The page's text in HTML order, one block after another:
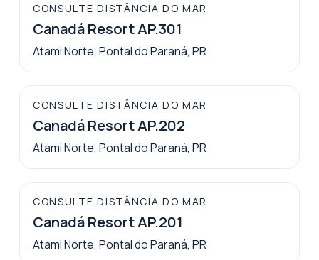
CONSULTE DISTÂNCIA DO MAR
Canadá Resort AP.301
Atami Norte, Pontal do Paraná, PR
CONSULTE DISTÂNCIA DO MAR
Canadá Resort AP.202
Atami Norte, Pontal do Paraná, PR
CONSULTE DISTÂNCIA DO MAR
Canadá Resort AP.201
Atami Norte, Pontal do Paraná, PR